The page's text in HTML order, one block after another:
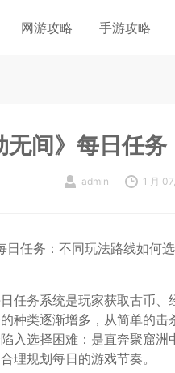
网游攻略 手游攻略
无间》每日任
admin 1 月
任务系统是玩家获取古币
种类逐渐增多，从简单的
入选择困难：是直奔聚窟
理规划每日的游戏节奏。